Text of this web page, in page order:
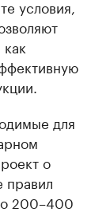
условия,
для
о
200–400